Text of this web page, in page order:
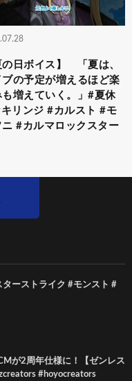
の日ボイス】 「夏は、
ブの予定が増えるほど楽
も増えていく。」#夏休
リンジ #カルスト #モ
ニ #カルマロックスター
ーストライク #モンスト #
が2周年仕様に！【ゼンレス
#hoyocreators